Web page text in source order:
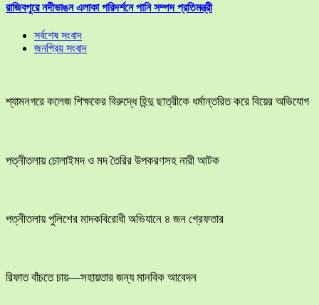
রাজিবপুরে নদীভাঙন এলাকা পরিদর্শনে পানি সম্পদ প্রতিমন্ত্রী
সর্বশেষ সংবাদ
জনপ্রিয় সংবাদ
শ্যামনগরে কলেজ শিক্ষকের বিরুদ্ধে হিন্দু ছাত্রীকে ধর্মান্তরিত করে বিয়ের অভিযোগ
পত্নীতলায় চোলাইমদ ও মদ তৈরির উপকরণসহ নারী আটক
পত্নীতলায় পুলিশের মাদকবিরোধী অভিযানে ৪ জন গ্রেফতার
রিফাত বাঁচতে চায়—সহায়তার জন্য মানবিক আবেদন